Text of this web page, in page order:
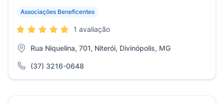
Associações Beneficentes
1 avaliação
Rua Niquelina, 701, Niterói, Divinópolis, MG
(37) 3216-0648